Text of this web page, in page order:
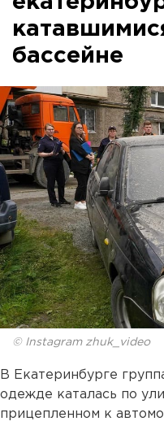
бассейне
© Instagram zhuk_video
В Екатеринбурге
одежде каталась по
прицепленном к